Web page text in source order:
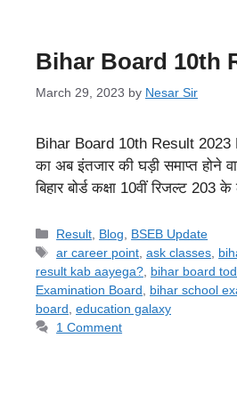
Bihar Board 10th
March 29, 2023 by Nesar Sir
Bihar Board 10th Result 2023
का अब इंतजार की घड़ी समाप्त होने
बिहार बोर्ड कक्षा 10वीं रिजल्ट
Categories
Result Blog
BSEB Update
Tags
ar career point ,ask classes
result kab aayega? bihar board
Examination Board
bihar school
board education galaxy
1 Comment